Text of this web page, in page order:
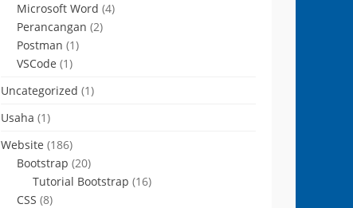
Microsoft Word (4)
Perancangan (2)
Postman (1)
VSCode (1)
Uncategorized (1)
Usaha (1)
Website (186)
Bootstrap (20)
Tutorial Bootstrap (16)
CSS (8)